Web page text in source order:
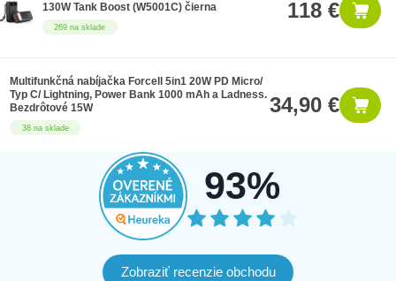
269 na sklade
130W Tank Boost (W5001C) čierna 118 €
38 na sklade
Multifunkčná nabíjačka Forcell 5in1 20W PD Micro/
Typ C/ Lightning, Power Bank 1000 mAh a Ladness.
Bezdrôtové 15W
34,90 €
93%
Zobraziť recenzie obchodu